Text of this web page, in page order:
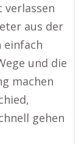
verlassen
aus der
einfach
und die
machen
gehen